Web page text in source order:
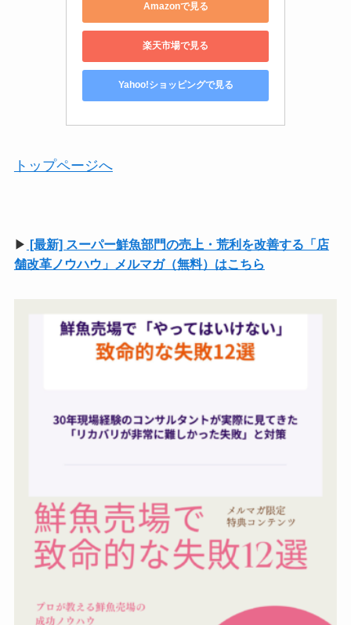
Amazonで見る
楽天市場で見る
Yahoo!ショッピングで見る
トップページへ
▶ [最新] スーパー鮮魚部門の売上・荒利を改善する「店
舗改革ノウハウ」メルマガ（無料）はこちら